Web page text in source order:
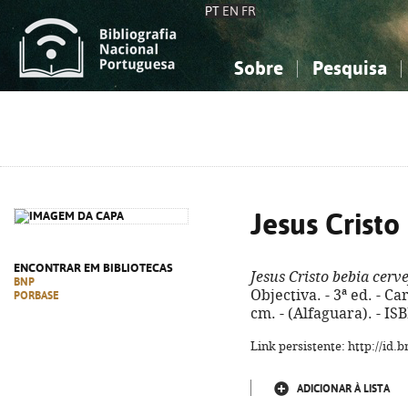
PT EN FR
Sobre Pesquisa
ENCONTRAR EM BIBLIOTECAS
BNP
PORBASE
Jesus
Jesus Cristo bebia
Objectiva. - 3ª ed. -
cm. - (Alfaguara). -
Link persistente: http://
ADICIONAR À LISTA